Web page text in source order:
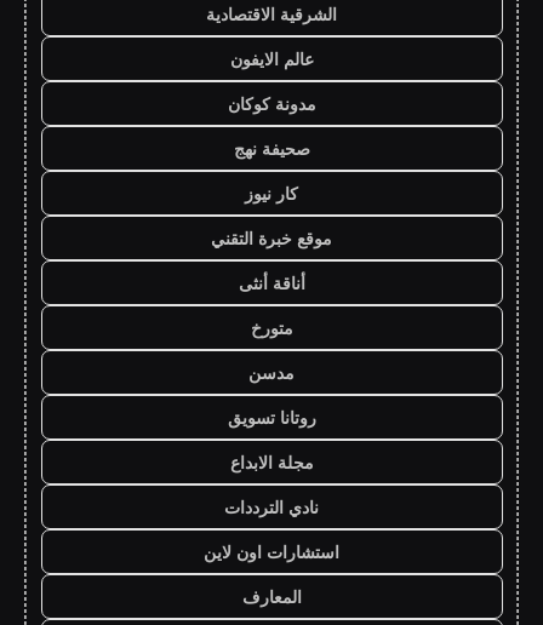
الشرقية الاقتصادية
عالم الايفون
مدونة كوكان
صحيفة نهج
كار نيوز
موقع خبرة التقني
أناقة أنثى
متورخ
مدسن
روتانا تسويق
مجلة الابداع
نادي الترددات
استشارات اون لاين
المعارف